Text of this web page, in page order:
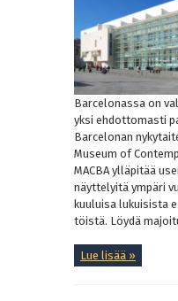
Barcelonassa on
yksi ehdottomasti
Barcelonan
Museum of
MACBA ylläpitää
näyttelyitä ympäri
kuuluisa lukuisista
töistä. Löydä
Lue lisää »